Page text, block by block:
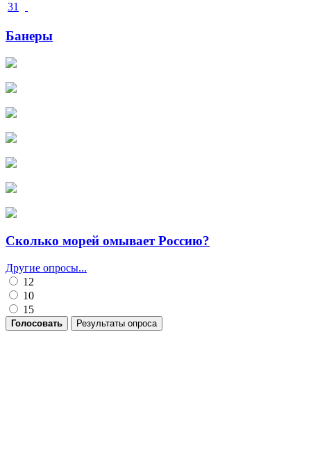
31
Банеры
Сколько морей омывает Россию?
Другие опросы...
12
10
15
Голосовать Результаты опроса